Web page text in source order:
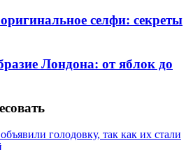
селфи: секреты
Лондона: от яблок до